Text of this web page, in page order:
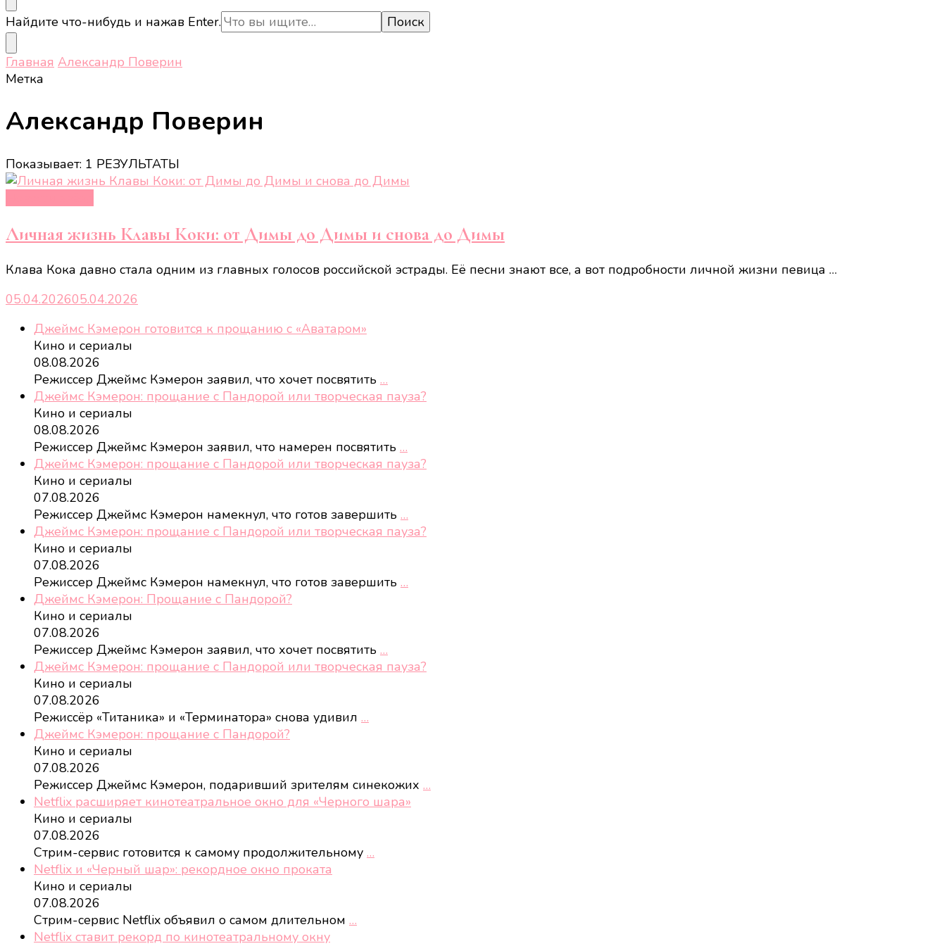
Ищите
что-
то?
Найдите что-нибудь и нажав Enter.
Главная Александр Поверин
Метка
Александр Поверин
Показывает: 1 РЕЗУЛЬТАТЫ
Личная жизнь Клавы Коки: от Димы до Димы и снова до Димы
Клава Кока давно стала одним из главных голосов российской эстрады. Её песни знают все, а вот подробности личной жизни певица …
05.04.202605.04.2026
Джеймс Кэмерон готовится к прощанию с «Аватаром»
Кино и сериалы
08.08.2026
Режиссер Джеймс Кэмерон заявил, что хочет посвятить …
Джеймс Кэмерон: прощание с Пандорой или творческая пауза?
Кино и сериалы
08.08.2026
Режиссер Джеймс Кэмерон заявил, что намерен посвятить …
Джеймс Кэмерон: прощание с Пандорой или творческая пауза?
Кино и сериалы
07.08.2026
Режиссер Джеймс Кэмерон намекнул, что готов завершить …
Джеймс Кэмерон: прощание с Пандорой или творческая пауза?
Кино и сериалы
07.08.2026
Режиссер Джеймс Кэмерон намекнул, что готов завершить …
Джеймс Кэмерон: Прощание с Пандорой?
Кино и сериалы
07.08.2026
Режиссер Джеймс Кэмерон заявил, что хочет посвятить …
Джеймс Кэмерон: прощание с Пандорой или творческая пауза?
Кино и сериалы
07.08.2026
Режиссёр «Титаника» и «Терминатора» снова удивил …
Джеймс Кэмерон: прощание с Пандорой?
Кино и сериалы
07.08.2026
Режиссер Джеймс Кэмерон, подаривший зрителям синекожих …
Netflix расширяет кинотеатральное окно для «Черного шара»
Кино и сериалы
07.08.2026
Стрим-сервис готовится к самому продолжительному …
Netflix и «Черный шар»: рекордное окно проката
Кино и сериалы
07.08.2026
Стрим-сервис Netflix объявил о самом длительном …
Netflix ставит рекорд по кинотеатральному окну